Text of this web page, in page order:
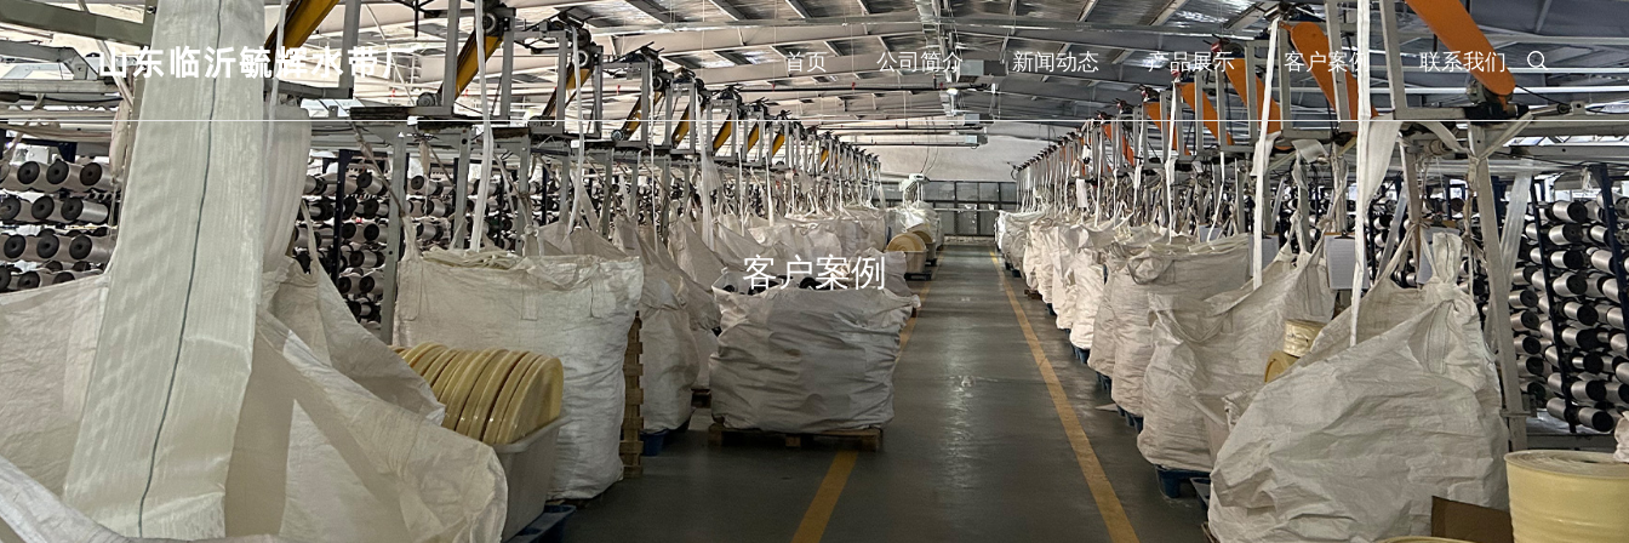
首页 公司简介 新闻动态 产品展示 客户案例 联系我们
CASES
客户案例